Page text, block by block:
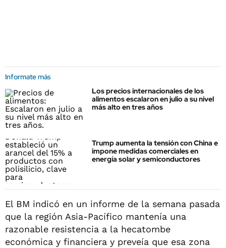
Informate más
Los precios internacionales de los
alimentos escalaron en julio a su nivel
más alto en tres años
Trump aumenta la tensión con China e
impone medidas comerciales en
energía solar y semiconductores
El BM indicó en un informe de la semana pasada
que la región Asia-Pacífico mantenía una
razonable resistencia a la hecatombe
económica y financiera y preveía que esa zona